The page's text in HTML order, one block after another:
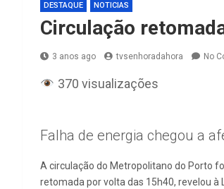
DESTAQUE NOTICIAS
Circulação
3 anos ago tvsenhoradahora No
370 visualizações
Falha de energia chegou a
A circulação do Metropolitano do Porto
retomada por volta das 15h40, revelou à